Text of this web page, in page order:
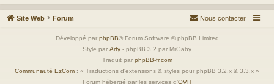
Site Web Forum Nous contacter
Développé par phpBB® Forum Software © phpBB Limited
Style par Arty - phpBB 3.2 par MrGaby
Traduit par phpBB-fr.com
Communauté EzCom : « Traductions d'extensions & styles pour phpBB 3.2.x & 3.3.x »
Forum hébergé par les services d’OVH